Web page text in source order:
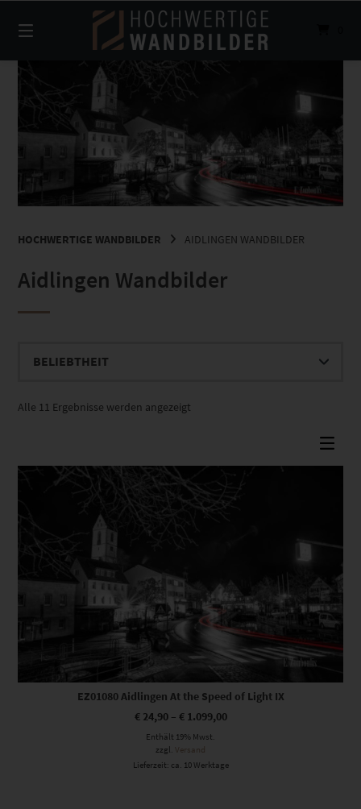
zum
Inhalt
HOCHWERTIGE WANDBILDER AIDLINGEN WANDBILDER
Aidlingen Wandbilder
Alle 11 Ergebnisse werden angezeigt
Dieses Produkt weist mehrere Varianten auf. Die Optionen können auf der Produktseite gewählt werden
EZ01080 Aidlingen At the Speed of Light IX
€24,90– €1.099,00
Enthält 19% Mwst.
zzgl. Versand
Lieferzeit: ca. 10 Werktage